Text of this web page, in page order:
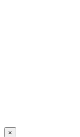
×